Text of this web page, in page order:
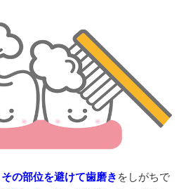
その部位を避けて歯磨き をしがちで